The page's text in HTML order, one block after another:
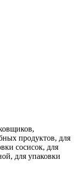
продуктов, для
сосисок, для
для упаковки